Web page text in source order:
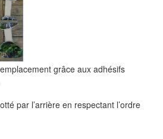
grâce aux adhésifs
par l’arrière en respectant l’ordre